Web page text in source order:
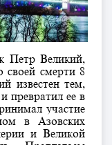
Петр Великий,
своей смерти 8
известен тем,
превратил ее в
участие
в Азовских
и Великой